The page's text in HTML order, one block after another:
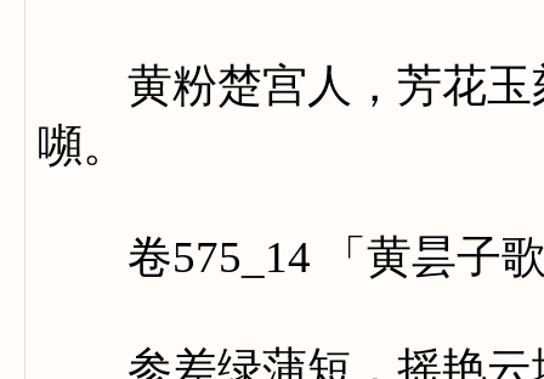
黄粉楚宫人，芳花玉
嚬。
卷575_14 「黄昙子
参差绿蒲短，摇艳云